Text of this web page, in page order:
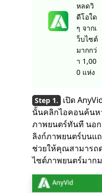
หลดวิ
ดีโอใด
ๆ จากเ
ว็บไซต์
มากกว่
า 1,00
0 แห่ง
เปิด
นั้นคลิกไอคอนค้นห
ภาพยนตร์ทันที นอ
ลิงก์ภาพยนตร์บนแ
ช่วยให้คุณสามารถ
ไซต์ภาพยนตร์มาก